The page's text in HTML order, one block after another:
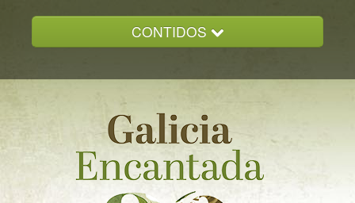
CONTIDOS
GALICIA ENCANTADA
DOCUMENTACION
NOVAS
CONTACTO